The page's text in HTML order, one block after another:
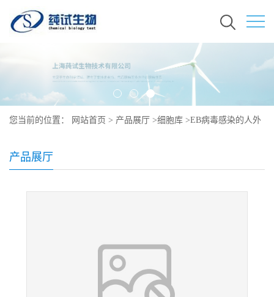
您当前的位置： 网站首页 > 产品展厅 >细胞库 >EB病毒感染的人外
产品展厅